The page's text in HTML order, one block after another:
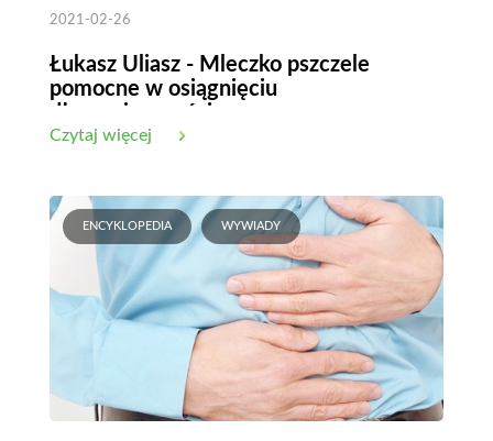
2021-02-26
Łukasz Uliasz - Mleczko pszczele
pomocne w osiągnięciu
długowieczności
Czytaj więcej
ENCYKLOPEDIA WYWIADY